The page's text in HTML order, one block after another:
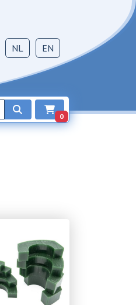
NL EN
0